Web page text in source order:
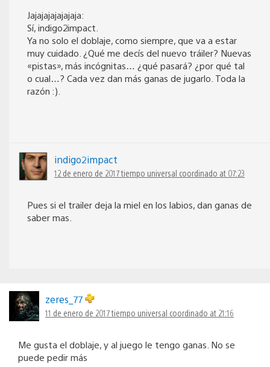
Jajajajajajajaja:
Sí, indigo2impact.
Ya no solo el doblaje, como siempre, que va a estar
muy cuidado. ¿Qué me decís del nuevo tráiler? Nuevas
«pistas», más incógnitas… ¿qué pasará? ¿por qué tal
o cual…? Cada vez dan más ganas de jugarlo. Toda la
razón :).
indigo2impact
12 de enero de 2017 tiempo universal coordinado at 07:23
Pues si el trailer deja la miel en los labios, dan ganas de
saber mas.
zeres_77
11 de enero de 2017 tiempo universal coordinado at 21:16
Me gusta el doblaje, y al juego le tengo ganas. No se
puede pedir más